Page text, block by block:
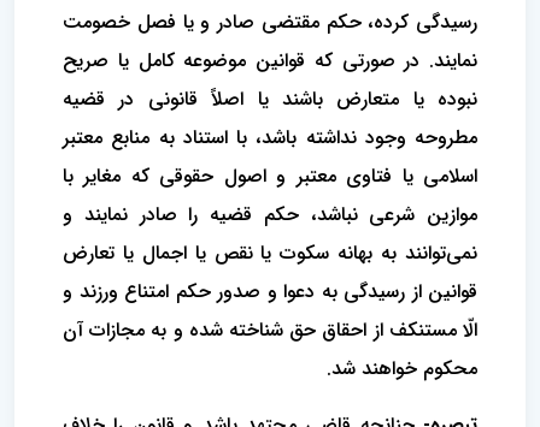
رسیدگی کرده، حکم مقتضی صادر و یا فصل خصومت
نمایند. در صورتی که قوانین موضوعه کامل یا صریح
نبوده یا متعارض باشند یا اصلاً قانونی در قضیه
مطروحه وجود نداشته باشد، با استناد به منابع معتبر
اسلامی یا فتاوی معتبر و اصول حقوقی که مغایر با
موازین شرعی نباشد، حکم قضیه را صادر نمایند و
نمی‌توانند به بهانه سکوت یا نقص یا اجمال یا تعارض
قوانین از رسیدگی به دعوا و صدور حکم امتناع ورزند و
الّا مستنکف از احقاق حق شناخته شده و به مجازات آن
محکوم خواهند شد.